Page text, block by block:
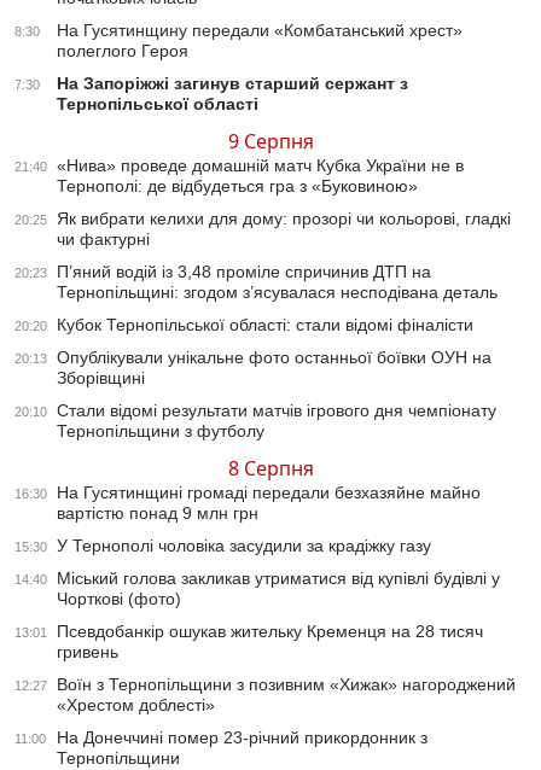
8:30
На Гусятинщину передали «Комбатанський хрест»
полеглого Героя
7:30
На Запоріжжі загинув старший сержант з
Тернопільської області
9 Серпня
21:40
«Нива» проведе домашній матч Кубка України не в
Тернополі: де відбудеться гра з «Буковиною»
20:25
Як вибрати келихи для дому: прозорі чи кольорові, гладкі
чи фактурні
20:23
П’яний водій із 3,48 проміле спричинив ДТП на
Тернопільщині: згодом з’ясувалася несподівана деталь
20:20 Кубок Тернопільської області: стали відомі фіналісти
20:13
Опублікували унікальне фото останньої боївки ОУН на
Зборівщині
20:10
Стали відомі результати матчів ігрового дня чемпіонату
Тернопільщини з футболу
8 Серпня
16:30
На Гусятинщині громаді передали безхазяйне майно
вартістю понад 9 млн грн
15:30 У Тернополі чоловіка засудили за крадіжку газу
14:40
Міський голова закликав утриматися від купівлі будівлі у
Чорткові (фото)
13:01
Псевдобанкір ошукав жительку Кременця на 28 тисяч
гривень
12:27
Воїн з Тернопільщини з позивним «Хижак» нагороджений
«Хрестом доблесті»
11:00
На Донеччині помер 23-річний прикордонник з
Тернопільщини